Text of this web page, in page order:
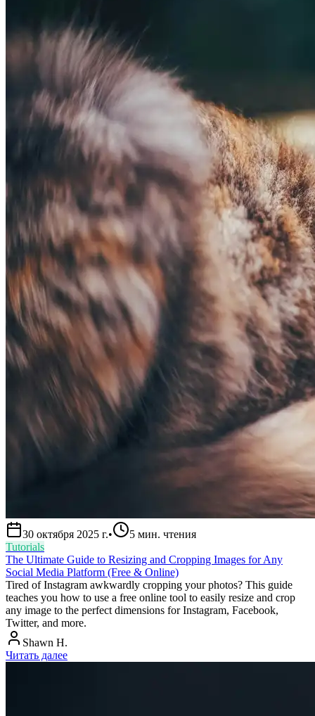
30 октября 2025 г.• 5 мин. чтения
Tutorials
The Ultimate Guide to Resizing and Cropping Images for Any
Social Media Platform (Free & Online)
Tired of Instagram awkwardly cropping your photos? This guide
teaches you how to use a free online tool to easily resize and crop
any image to the perfect dimensions for Instagram, Facebook,
Twitter, and more.
Shawn H.
Читать далее